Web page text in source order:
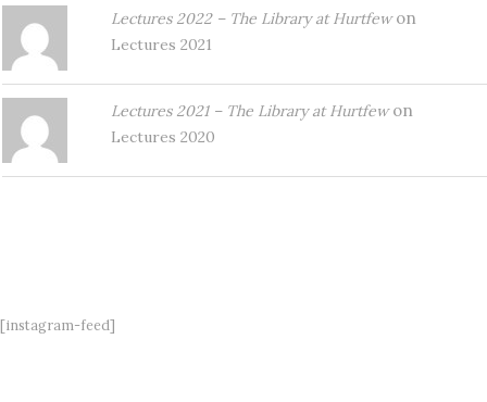
Lectures 2022 – The Library at Hurtfewon
Lectures 2021
Lectures 2021 – The Library at Hurtfewon
Lectures 2020
[instagram-feed]